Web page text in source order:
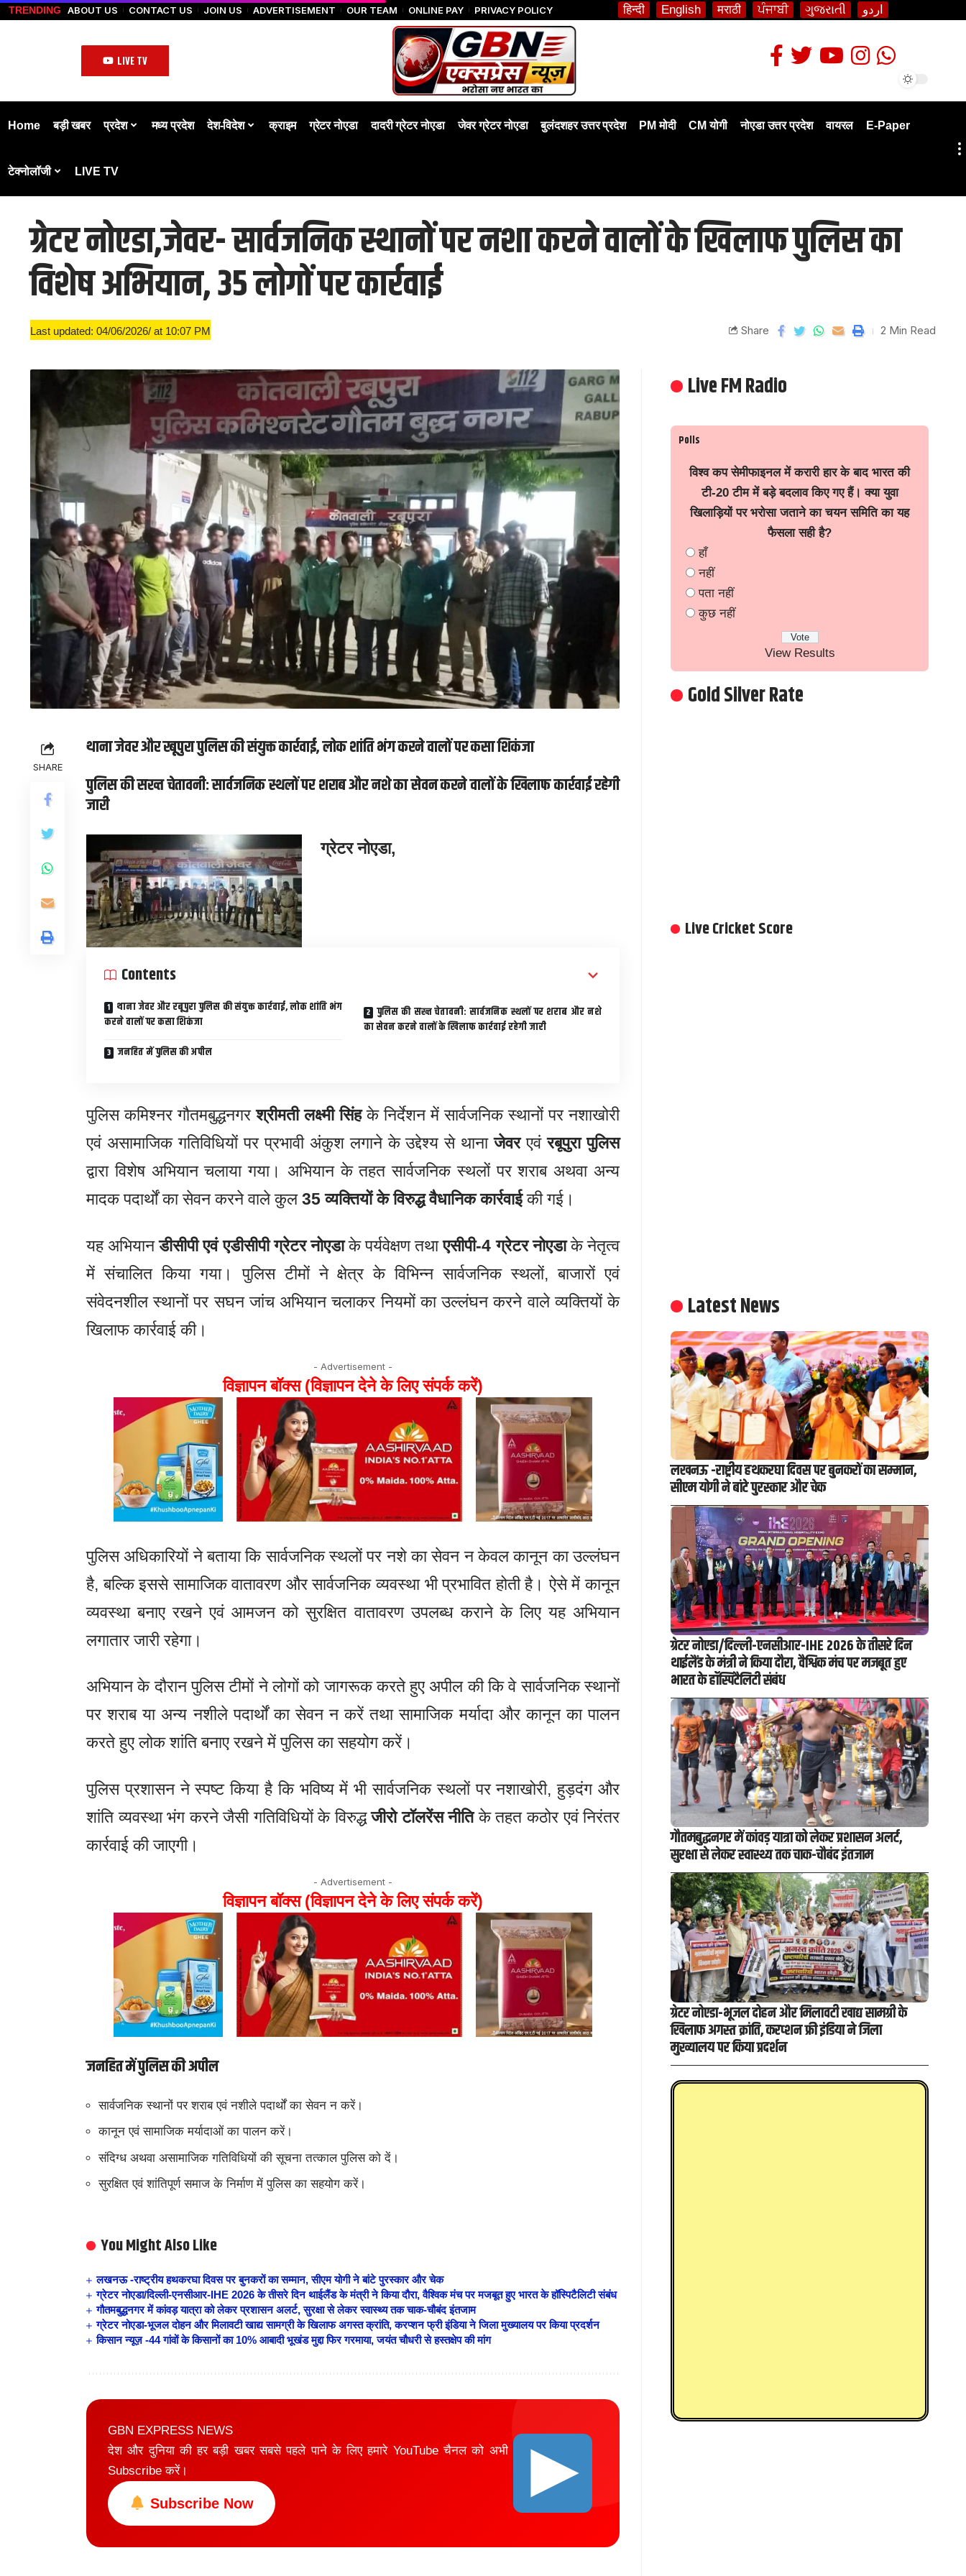
TRENDING ABOUT US CONTACT US JOIN US ADVERTISEMENT OUR TEAM ONLINE PAY PRIVACY POLICY हिन्दी English मराठी ਪੰਜਾਬੀ ગુજરાતી اردو
LIVE TV
Home बड़ी खबर प्रदेश मध्य प्रदेश देश-विदेश क्राइम ग्रेटर नोएडा दादरी ग्रेटर नोएडा जेवर ग्रेटर नोएडा बुलंदशहर उत्तर प्रदेश PM मोदी CM योगी नोएडा उत्तर प्रदेश वायरल E-Paper
टेक्नोलॉजी LIVE TV
ग्रेटर नोएडा,जेवर- सार्वजनिक स्थानों पर नशा करने वालों के खिलाफ पुलिस का
विशेष अभियान, 35 लोगों पर कार्रवाई
Last updated: 04/06/2026/ at 10:07 PM Share 2 Min Read
SHARE
थाना जेवर और रबूपुरा पुलिस की संयुक्त कार्रवाई, लोक शांति भंग करने वालों पर कसा शिकंजा
पुलिस की सख्त चेतावनी: सार्वजनिक स्थलों पर शराब और नशे का सेवन करने वालों के खिलाफ कार्रवाई रहेगी
जारी
ग्रेटर नोएडा,
Contents
थाना जेवर और रबूपुरा पुलिस की संयुक्त कार्रवाई, लोक शांति भंग
करने वालों पर कसा शिकंजा
पुलिस की सख्त चेतावनी: सार्वजनिक स्थलों पर शराब और नशे
का सेवन करने वालों के खिलाफ कार्रवाई रहेगी जारी
जनहित में पुलिस की अपील
पुलिस कमिश्नर गौतमबुद्धनगरश्रीमती लक्ष्मी सिंहके निर्देशन में सार्वजनिक स्थानों पर नशाखोरी
एवं असामाजिक गतिविधियों पर प्रभावी अंकुश लगाने के उद्देश्य से थानाजेवरएवंरबूपुरा पुलिस
द्वारा विशेष अभियान चलाया गया। अभियान के तहत सार्वजनिक स्थलों पर शराब अथवा अन्य
मादक पदार्थों का सेवन करने वाले कुल35 व्यक्तियों के विरुद्ध वैधानिक कार्रवाईकी गई।
यह अभियानडीसीपी एवं एडीसीपी ग्रेटर नोएडाके पर्यवेक्षण तथाएसीपी-4 ग्रेटर नोएडाके नेतृत्व
में संचालित किया गया। पुलिस टीमों ने क्षेत्र के विभिन्न सार्वजनिक स्थलों, बाजारों एवं
संवेदनशील स्थानों पर सघन जांच अभियान चलाकर नियमों का उल्लंघन करने वाले व्यक्तियों के
खिलाफ कार्रवाई की।
- Advertisement -
विज्ञापन बॉक्स (विज्ञापन देने के लिए संपर्क करें)
पुलिस अधिकारियों ने बताया कि सार्वजनिक स्थलों पर नशे का सेवन न केवल कानून का उल्लंघन
है, बल्कि इससे सामाजिक वातावरण और सार्वजनिक व्यवस्था भी प्रभावित होती है। ऐसे में कानून
व्यवस्था बनाए रखने एवं आमजन को सुरक्षित वातावरण उपलब्ध कराने के लिए यह अभियान
लगातार जारी रहेगा।
अभियान के दौरान पुलिस टीमों ने लोगों को जागरूक करते हुए अपील की कि वे सार्वजनिक स्थानों
पर शराब या अन्य नशीले पदार्थों का सेवन न करें तथा सामाजिक मर्यादा और कानून का पालन
करते हुए लोक शांति बनाए रखने में पुलिस का सहयोग करें।
पुलिस प्रशासन ने स्पष्ट किया है कि भविष्य में भी सार्वजनिक स्थलों पर नशाखोरी, हुड़दंग और
शांति व्यवस्था भंग करने जैसी गतिविधियों के विरुद्धजीरो टॉलरेंस नीतिके तहत कठोर एवं निरंतर
कार्रवाई की जाएगी।
- Advertisement -
विज्ञापन बॉक्स (विज्ञापन देने के लिए संपर्क करें)
जनहित में पुलिस की अपील
सार्वजनिक स्थानों पर शराब एवं नशीले पदार्थों का सेवन न करें।
कानून एवं सामाजिक मर्यादाओं का पालन करें।
संदिग्ध अथवा असामाजिक गतिविधियों की सूचना तत्काल पुलिस को दें।
सुरक्षित एवं शांतिपूर्ण समाज के निर्माण में पुलिस का सहयोग करें।
You Might Also Like
लखनऊ -राष्ट्रीय हथकरघा दिवस पर बुनकरों का सम्मान, सीएम योगी ने बांटे पुरस्कार और चेक
ग्रेटर नोएडा/दिल्ली-एनसीआर-IHE 2026 के तीसरे दिन थाईलैंड के मंत्री ने किया दौरा, वैश्विक मंच पर मजबूत हुए भारत के हॉस्पिटैलिटी संबंध
गौतमबुद्धनगर में कांवड़ यात्रा को लेकर प्रशासन अलर्ट, सुरक्षा से लेकर स्वास्थ्य तक चाक-चौबंद इंतजाम
ग्रेटर नोएडा-भूजल दोहन और मिलावटी खाद्य सामग्री के खिलाफ अगस्त क्रांति, करप्शन फ्री इंडिया ने जिला मुख्यालय पर किया प्रदर्शन
किसान न्यूज़ -44 गांवों के किसानों का 10% आबादी भूखंड मुद्दा फिर गरमाया, जयंत चौधरी से हस्तक्षेप की मांग
GBN EXPRESS NEWS
देश और दुनिया की हर बड़ी खबर सबसे पहले पाने के लिए हमारे YouTube चैनल को अभी
Subscribe करें।
Subscribe Now
Live FM Radio
Polls
विश्व कप सेमीफाइनल में करारी हार के बाद भारत की
टी-20 टीम में बड़े बदलाव किए गए हैं। क्या युवा
खिलाड़ियों पर भरोसा जताने का चयन समिति का यह
फैसला सही है?
हाँ
नहीं
पता नहीं
कुछ नहीं
View Results
Gold Silver Rate
Live Cricket Score
Latest News
लखनऊ -राष्ट्रीय हथकरघा दिवस पर बुनकरों का सम्मान,
सीएम योगी ने बांटे पुरस्कार और चेक
ग्रेटर नोएडा/दिल्ली-एनसीआर-IHE 2026 के तीसरे दिन
थाईलैंड के मंत्री ने किया दौरा, वैश्विक मंच पर मजबूत हुए
भारत के हॉस्पिटैलिटी संबंध
गौतमबुद्धनगर में कांवड़ यात्रा को लेकर प्रशासन अलर्ट,
सुरक्षा से लेकर स्वास्थ्य तक चाक-चौबंद इंतजाम
ग्रेटर नोएडा-भूजल दोहन और मिलावटी खाद्य सामग्री के
खिलाफ अगस्त क्रांति, करप्शन फ्री इंडिया ने जिला
मुख्यालय पर किया प्रदर्शन